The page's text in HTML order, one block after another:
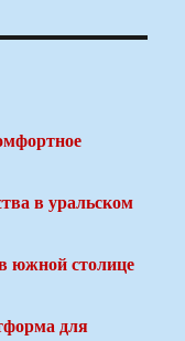
в уральском
южной столице
для